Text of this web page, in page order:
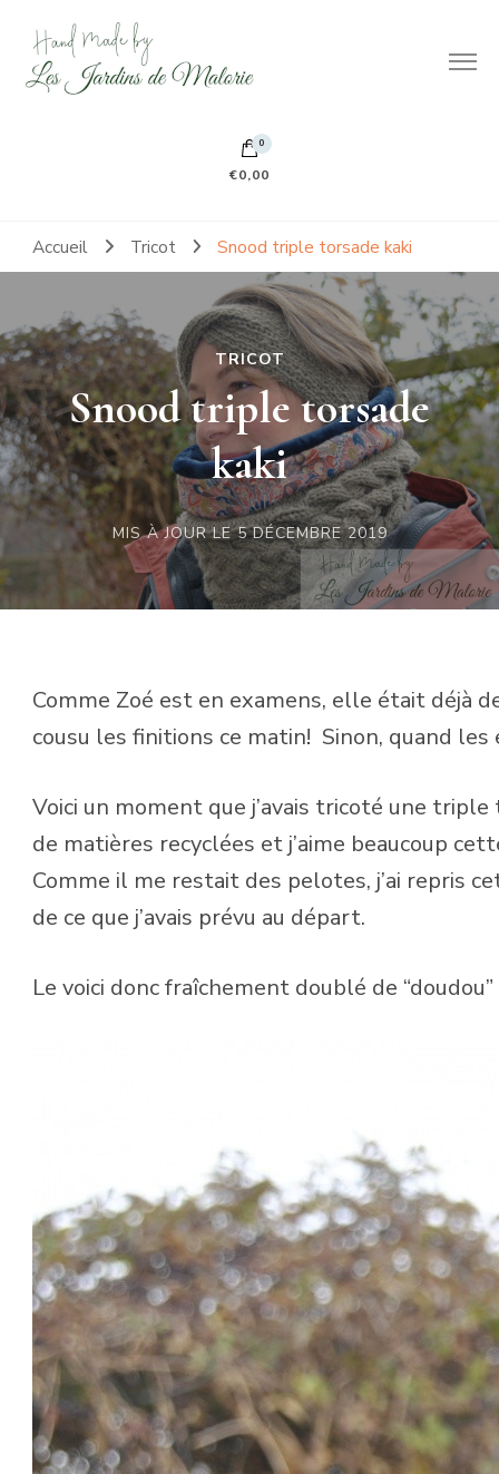
Hand made by Les Jardins de Malorie
100% frileuse 100% fait main 100% tout doux
0
€0,00
Accueil Tricot Snood triple torsade kaki
TRICOT
Snood triple torsade
kaki
MIS À JOUR LE5 DÉCEMBRE 2019
Comme Zoé est en examens, elle était déjà
cousu les finitions ce matin! Sinon, quand
Voici un moment que j’avais tricoté une
de matières recyclées et j’aime beaucoup
Comme il me restait des pelotes, j’ai repris
de ce que j’avais prévu au départ.
Le voici donc fraîchement doublé de